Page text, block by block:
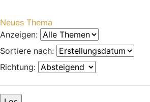
Neues Thema
Anzeigen:
Sortiere nach:
Richtung: